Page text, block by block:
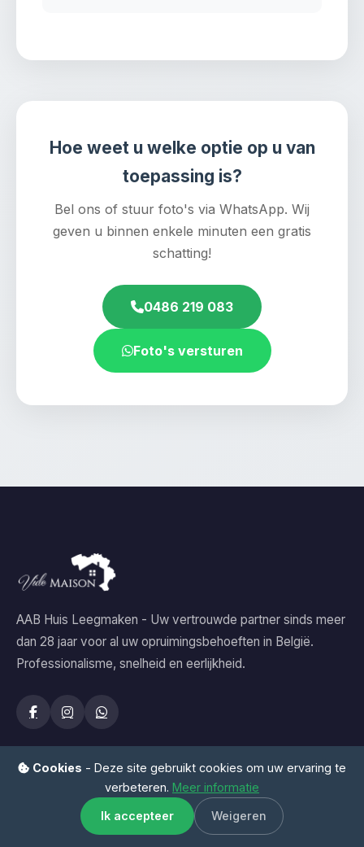
Hoe weet u welke optie op u van
toepassing is?
Bel ons of stuur foto's via WhatsApp. Wij
geven u binnen enkele minuten een gratis
schatting!
0486 219 083
Foto's versturen
AAB Huis Leegmaken - Uw vertrouwde partner sinds meer
dan 28 jaar voor al uw opruimingsbehoeften in België.
Professionalisme, snelheid en eerlijkheid.
Onze Diensten
Cookies - Deze site gebruikt cookies om uw ervaring te
verbeteren. Meer informatie
Ik accepteer Weigeren